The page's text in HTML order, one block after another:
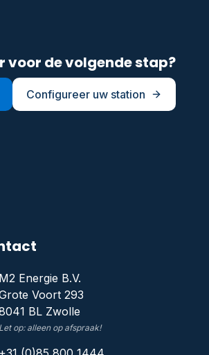
voor de volgende stap?
Configureer uw station
M2 Energie B.V.
Voort 293
BL Zwolle
Let op: alleen op afspraak!